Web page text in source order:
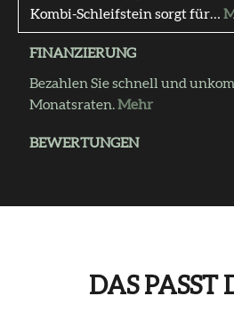
Kombi-Schleifstein sorgt für…
FINANZIERUNG
Bezahlen Sie schnell und
Monatsraten.Mehr
BEWERTUNGEN
DAS PASST